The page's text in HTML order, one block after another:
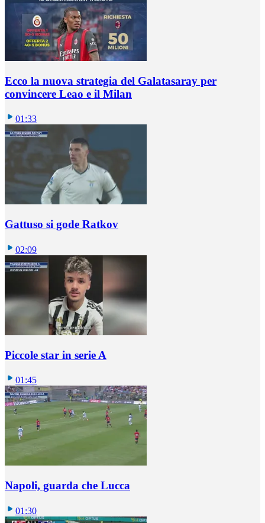
Ecco la nuova strategia del Galatasaray per
convincere Leao e il Milan
01:33
Gattuso si gode Ratkov
02:09
Piccole star in serie A
01:45
Napoli, guarda che Lucca
01:30